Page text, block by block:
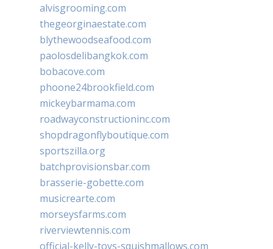
alvisgrooming.com
thegeorginaestate.com
blythewoodseafood.com
paolosdelibangkok.com
bobacove.com
phoone24brookfield.com
mickeybarmama.com
roadwayconstructioninc.com
shopdragonflyboutique.com
sportszilla.org
batchprovisionsbar.com
brasserie-gobette.com
musicrearte.com
morseysfarms.com
riverviewtennis.com
official-kelly-toys-squishmallows.com